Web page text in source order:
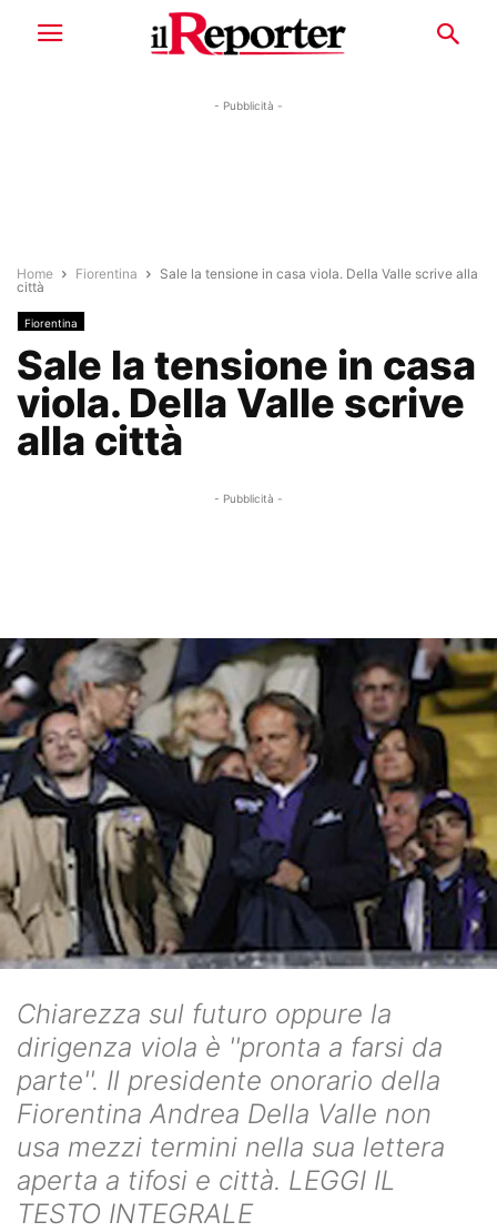
- Pubblicità -
Home Fiorentina
Sale la tensione in casa viola. Della Valle scrive alla
città
Fiorentina
Sale la tensione in casa
viola. Della Valle scrive
alla città
- Pubblicità -
Chiarezza sul futuro oppure la
dirigenza viola è ''pronta a farsi da
parte''. Il presidente onorario della
Fiorentina Andrea Della Valle non
usa mezzi termini nella sua lettera
aperta a tifosi e città. LEGGI IL
TESTO INTEGRALE